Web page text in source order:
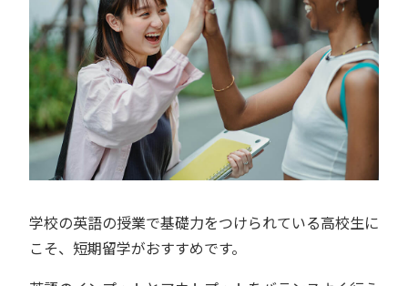
学校の英語の授業で基礎力をつけられている高校生に
こそ、短期留学がおすすめです。